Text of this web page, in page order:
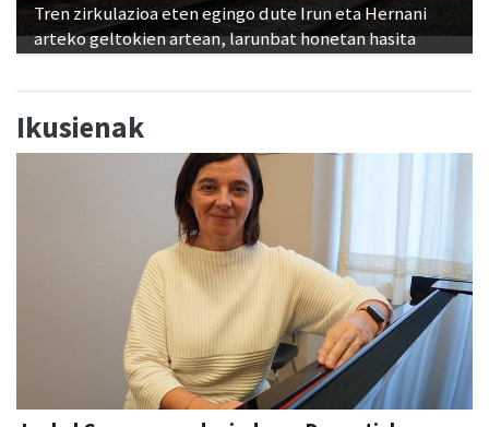
Tren zirkulazioa eten egingo dute Irun eta Hernani
arteko geltokien artean, larunbat honetan hasita
Ikusienak